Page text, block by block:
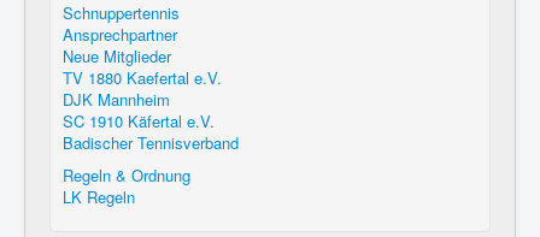
Schnuppertennis
Ansprechpartner
Neue Mitglieder
TV 1880 Kaefertal e.V.
DJK Mannheim
SC 1910 Käfertal e.V.
Badischer Tennisverband
Regeln & Ordnung
LK Regeln